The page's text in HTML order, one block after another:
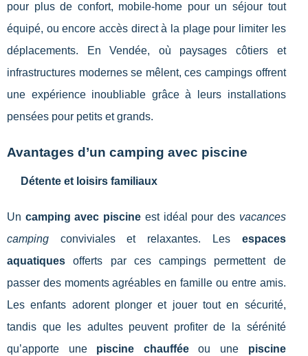
pour plus de confort, mobile-home pour un séjour tout
équipé, ou encore accès direct à la plage pour limiter les
déplacements. En Vendée, où paysages côtiers et
infrastructures modernes se mêlent, ces campings offrent
une expérience inoubliable grâce à leurs installations
pensées pour petits et grands.
Avantages d’un camping avec piscine
Détente et loisirs familiaux
Un camping avec piscine est idéal pour des vacances
camping conviviales et relaxantes. Les espaces
aquatiques offerts par ces campings permettent de
passer des moments agréables en famille ou entre amis.
Les enfants adorent plonger et jouer tout en sécurité,
tandis que les adultes peuvent profiter de la sérénité
qu’apporte une piscine chaufféeou une piscine